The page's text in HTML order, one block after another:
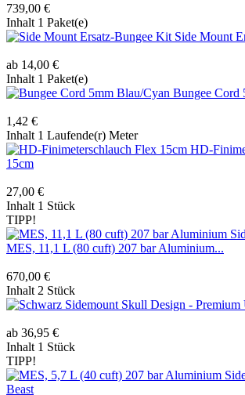
739,00 €
Inhalt 1 Paket(e)
Side Mount
ab 14,00 €
Inhalt 1 Paket(e)
Bungee Cord
1,42 €
Inhalt 1 Laufende(r) Meter
HD-
15cm
27,00 €
Inhalt 1 Stück
TIPP!
MES, 11,1 L (80 cuft) 207 bar Aluminium...
670,00 €
Inhalt 2 Stück
Sidemount Skull Design -
ab 36,95 €
Inhalt 1 Stück
TIPP!